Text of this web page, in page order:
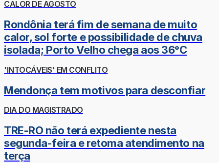
CALOR DE AGOSTO
Rondônia terá fim de semana de muito
calor, sol forte e possibilidade de chuva
isolada; Porto Velho chega aos 36°C
'INTOCÁVEIS' EM CONFLITO
Mendonça tem motivos para desconfiar
DIA DO MAGISTRADO
TRE-RO não terá expediente nesta
segunda-feira e retoma atendimento na
terça